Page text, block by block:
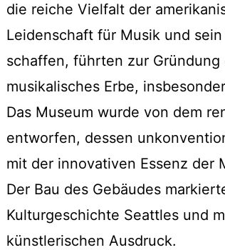
die reiche Vielfalt der
Leidenschaft für Musik und
schaffen, führten zur
musikalisches Erbe,
Das Museum wurde von dem
entworfen, dessen
mit der innovativen Essenz der
Der Bau des Gebäudes
Kulturgeschichte Seattles und
künstlerischen Ausdruck.